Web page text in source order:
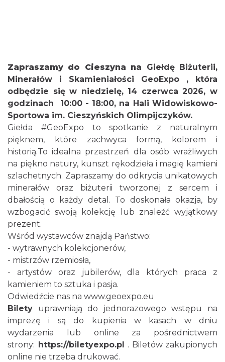
Koncert na głos i organy - Paweł Konik &
Maciej Zakrzewski
Cieszyn
2026-09-06
3.41 km
Cieszyn
3.73 km
Cieszyn
2026-08-16
3.73 km
Zapraszamy do Cieszyna na Giełdę Biżuterii,
Minerałów i Skamieniałości GeoExpo , która
odbędzie się w niedzielę, 14 czerwca 2026, w
godzinach 10:00 - 18:00, na Hali Widowiskowo-
Sportowa im. Cieszyńskich Olimpijczyków.
Giełda #GeoExpo to spotkanie z naturalnym
pięknem, które zachwyca formą, kolorem i
historią.To idealna przestrzeń dla osób wrażliwych
na piękno natury, kunszt rękodzieła i magię kamieni
szlachetnych. Zapraszamy do odkrycia unikatowych
minerałów oraz biżuterii tworzonej z sercem i
dbałością o każdy detal. To doskonała okazja, by
wzbogacić swoją kolekcję lub znaleźć wyjątkowy
prezent.
Wśród wystawców znajdą Państwo:
- wytrawnych kolekcjonerów,
- mistrzów rzemiosła,
- artystów oraz jubilerów, dla których praca z
kamieniem to sztuka i pasja.
Odwiedźcie nas na www.geoexpo.eu
Bilety uprawniają do jednorazowego wstępu na
imprezę i są do kupienia w kasach w dniu
wydarzenia lub online za pośrednictwem
strony: https://biletyexpo.pl . Biletów zakupionych
online nie trzeba drukować.